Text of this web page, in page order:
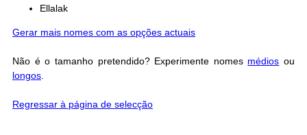
Ellalak
Gerar mais nomes com as opções actuais
Não é o tamanho pretendido? Experimente nomes médios ou
longos
Regressar à página de selecção